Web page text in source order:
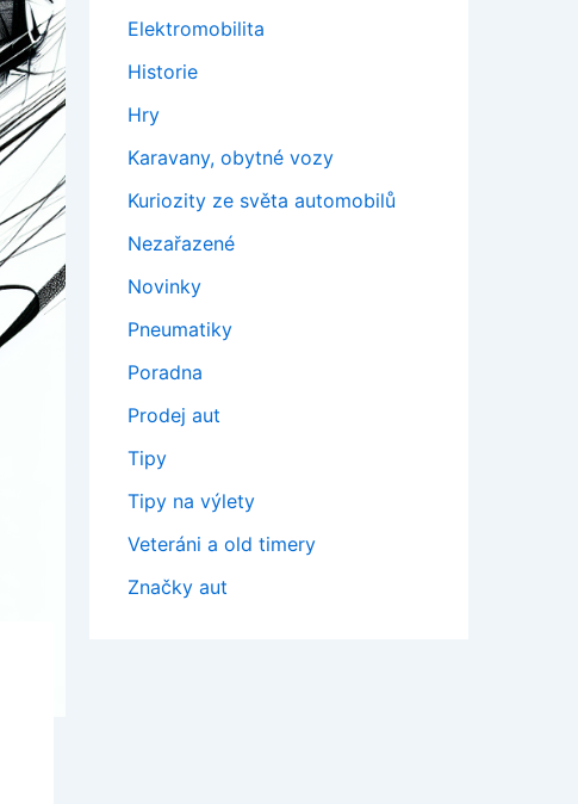
Elektromobilita
Historie
Hry
Karavany, obytné vozy
Kuriozity ze světa automobilů
Nezařazené
Novinky
Pneumatiky
Poradna
Prodej aut
Tipy
Tipy na výlety
Veteráni a old timery
Značky aut